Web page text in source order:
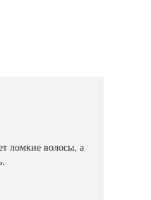
ломкие волосы, а